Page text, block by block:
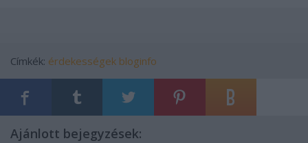
Címkék: érdekességek bloginfo
Ajánlott bejegyzések: